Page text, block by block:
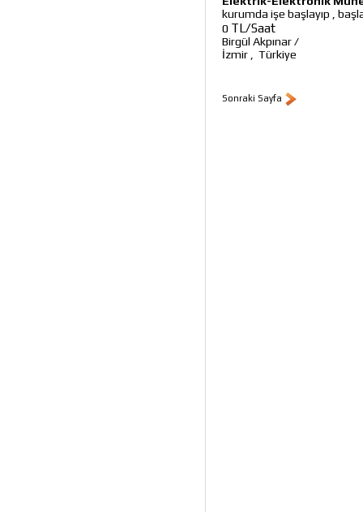
kurumda işe başlayıp ,
0 TL/Saat
Birgül Akpınar/
İzmir
Türkiye
Sonraki Sayfa